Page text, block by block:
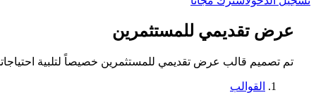
عرض تقديمي للمستثمرين
تم تصميم قالب عرض تقديمي للمستثمرين خصيصاً لتلبية
القوالب